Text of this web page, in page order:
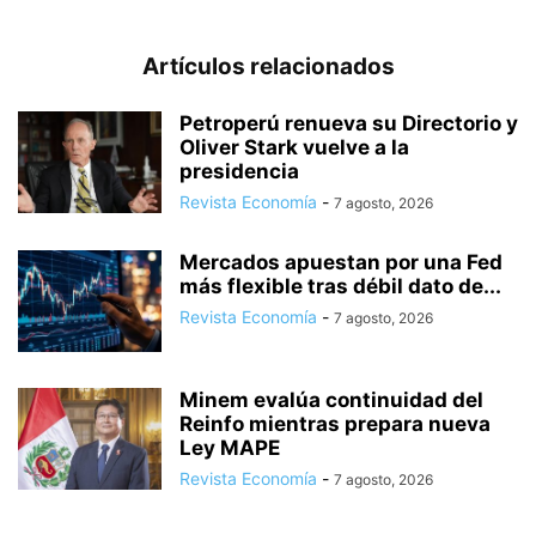
Artículos relacionados
Petroperú renueva su Directorio y
Oliver Stark vuelve a la
presidencia
Revista Economía - 7 agosto, 2026
Mercados apuestan por una Fed
más flexible tras débil dato de...
Revista Economía - 7 agosto, 2026
Minem evalúa continuidad del
Reinfo mientras prepara nueva
Ley MAPE
Revista Economía - 7 agosto, 2026